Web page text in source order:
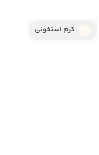
کرم استخونی